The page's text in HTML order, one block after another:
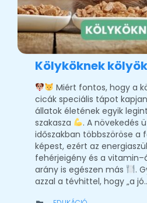
Kölyköknek
Miért fontos, hogy a
cicák speciális tápot
állatok életének egyik
szakasza
. A növekedés
időszakban többszöröse a
képest, ezért az
fehérjeigény és a
arány is egészen más
.
azzal a tévhittel, hogy „a